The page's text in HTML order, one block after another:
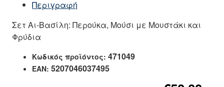
Περιγραφή
Σετ Αι-Βασίλη: Περούκα, Μούσι με Μουστάκι και
Φρύδια
Κωδικός προϊόντος: 471049
EAN: 5207046037495